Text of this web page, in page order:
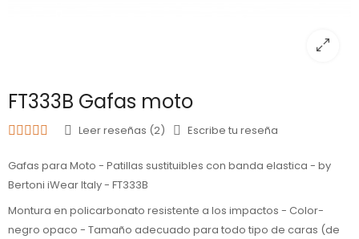
FT333B Gafas moto
Leer reseñas (2) Escribe tu reseña
Gafas para Moto - Patillas sustituibles con banda elastica - by
Bertoni iWear Italy - FT333B
Montura en policarbonato resistente a los impactos - Color-
negro opaco - Tamaño adecuado para todo tipo de caras (de